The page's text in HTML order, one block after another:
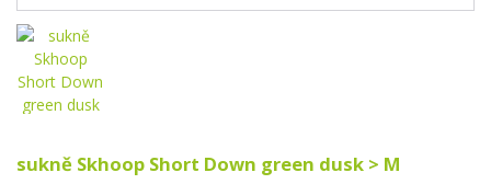
sukně Skhoop Short Down green dusk > M